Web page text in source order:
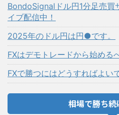
BondoSignalドル円1分足売買
イブ配信中！
2025年のドル円は円●です。
FXはデモトレードから始める
FXで勝つにはどうすればよい
相場で勝ち